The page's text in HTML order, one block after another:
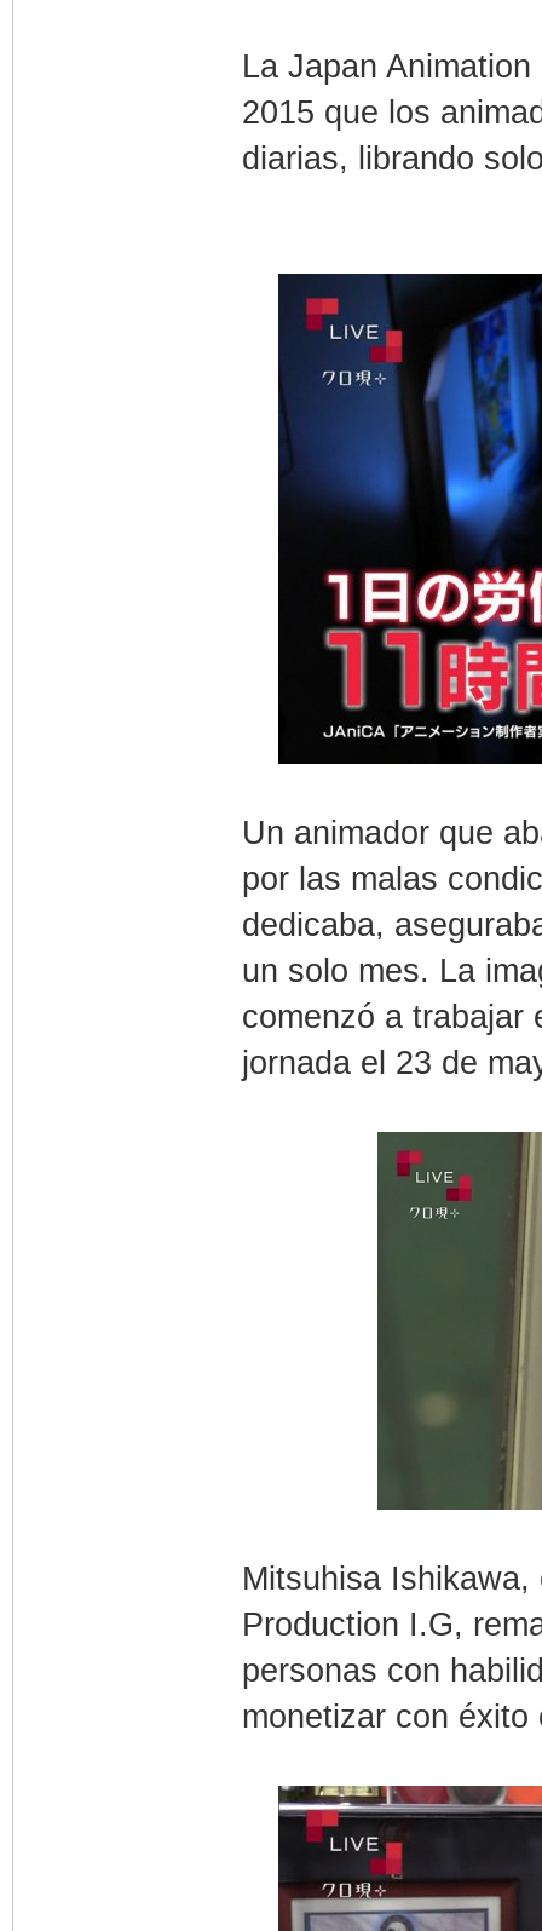
La Japan
2015 que los
diarias, librando
Un animador que
por las malas
dedicaba,
un solo mes. La
comenzó a trabajar
jornada el 23 de
Mitsuhisa
Production I.G,
personas con
monetizar con éxito